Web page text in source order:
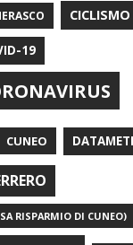
CICLISMO
19
CUNEO
RISPARMIO DI CUNEO)